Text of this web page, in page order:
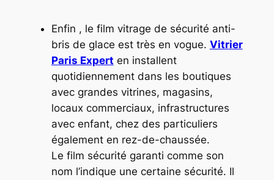
Enfin , le film vitrage de sécurité anti-
bris de glace est très en vogue. Vitrier
Paris Expert en installent
quotidiennement dans les boutiques
avec grandes vitrines, magasins,
locaux commerciaux, infrastructures
avec enfant, chez des particuliers
également en rez-de-chaussée.
Le film sécurité garanti comme son
nom l’indique une certaine sécurité. Il